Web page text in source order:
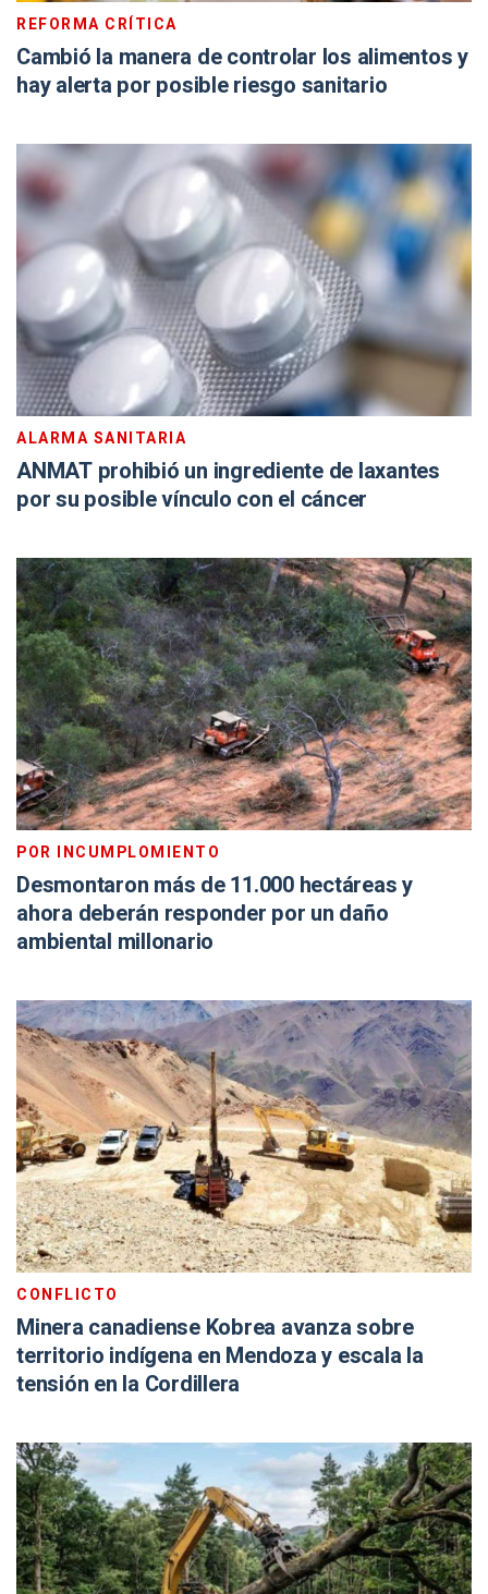
REFORMA CRÍTICA
Cambió la manera de controlar los alimentos y
hay alerta por posible riesgo sanitario
ALARMA SANITARIA
ANMAT prohibió un ingrediente de laxantes
por su posible vínculo con el cáncer
POR INCUMPLOMIENTO
Desmontaron más de 11.000 hectáreas y
ahora deberán responder por un daño
ambiental millonario
CONFLICTO
Minera canadiense Kobrea avanza sobre
territorio indígena en Mendoza y escala la
tensión en la Cordillera